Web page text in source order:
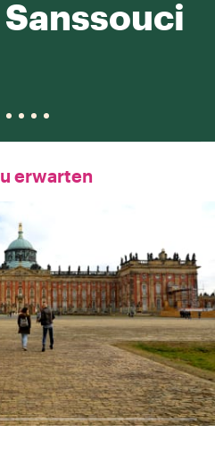
erwarten